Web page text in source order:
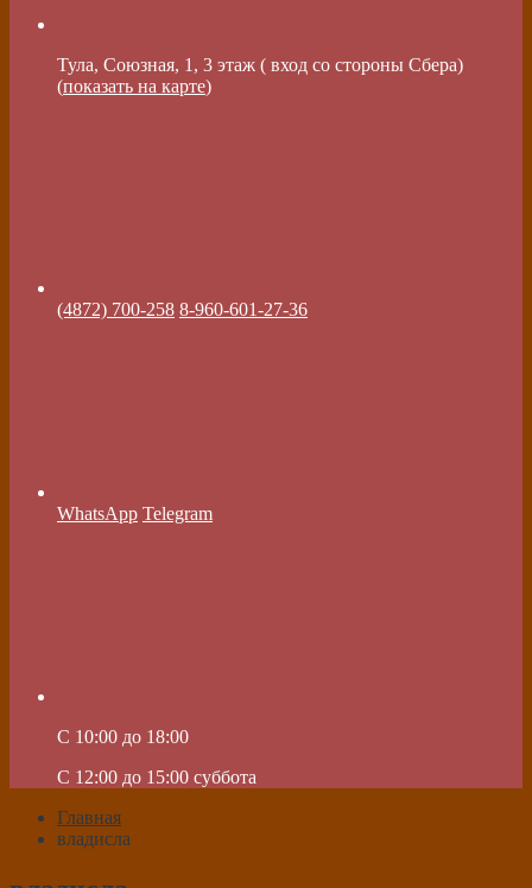
Тула, Союзная, 1, 3 этаж ( вход со стороны Сбера)
(показать на карте)
(4872) 700-258 8-960-601-27-36
WhatsApp Telegram
C 10:00 до 18:00
C 12:00 до 15:00 суббота
Главная
владисла